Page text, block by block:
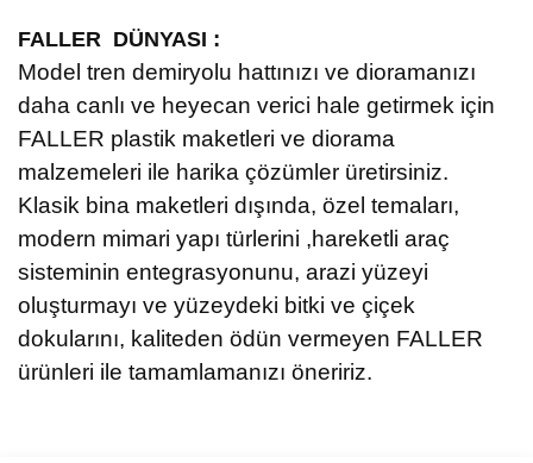
FALLER DÜNYASI :
Model tren demiryolu hattınızı ve dioramanızı
daha canlı ve heyecan verici hale getirmek için
FALLER plastik maketleri ve diorama
malzemeleri ile harika çözümler üretirsiniz.
Klasik bina maketleri dışında, özel temaları,
modern mimari yapı türlerini ,hareketli araç
sisteminin entegrasyonunu, arazi yüzeyi
oluşturmayı ve yüzeydeki bitki ve çiçek
dokularını, kaliteden ödün vermeyen FALLER
ürünleri ile tamamlamanızı öneririz.